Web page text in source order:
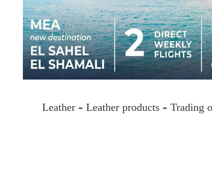
Leather – Leather products –